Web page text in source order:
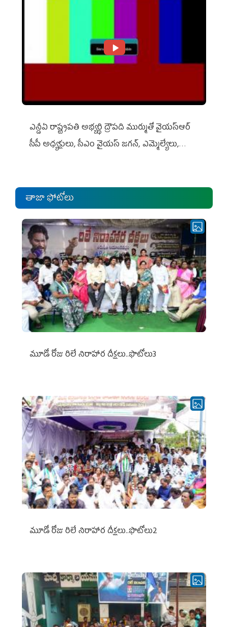
ఎన్డీఏ రాష్ట్ర‌ప‌తి అభ్య‌ర్థి ద్రౌప‌ది ముర్ముతో వైయ‌స్ఆర్
సీపీ అధ్య‌క్షులు, సీఎం వైయ‌స్ జ‌గ‌న్, ఎమ్మెల్యేలు,
తాజా ఫోటోలు
మూడో రోజు రిలే నిరాహార దీక్షలు..ఫొటోలు3
మూడో రోజు రిలే నిరాహార దీక్షలు..ఫొటోలు2